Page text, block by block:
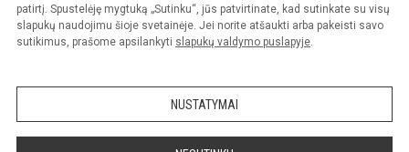
patirtį. Spustelėję mygtuką „Sutinku“, jūs patvirtinate, kad sutinkate su visų
slapukų naudojimu šioje svetainėje. Jei norite atšaukti arba pakeisti savo
sutikimus, prašome apsilankyti slapukų valdymo puslapyje.
NUSTATYMAI
Prieinamumo paraiška Slapukų valdymas
Sumanus būdas atnaujinti